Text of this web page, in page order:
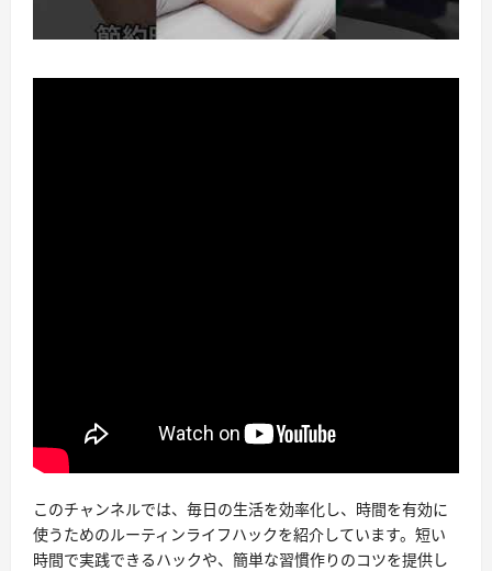
このチャンネルでは、毎日の生活を効率化し、時間を有効に
使うためのルーティンライフハックを紹介しています。短い
時間で実践できるハックや、簡単な習慣作りのコツを提供し